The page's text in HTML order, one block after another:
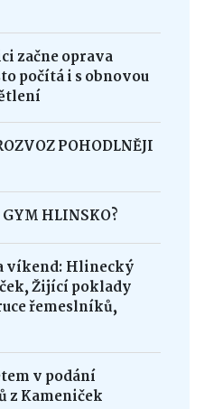
začne oprava
počítá i s obnovou
POHODLNĚJI
HLINSKO?
víkend: Hlinecký
Žijící poklady
řemeslníků,
v podání
z Kameniček